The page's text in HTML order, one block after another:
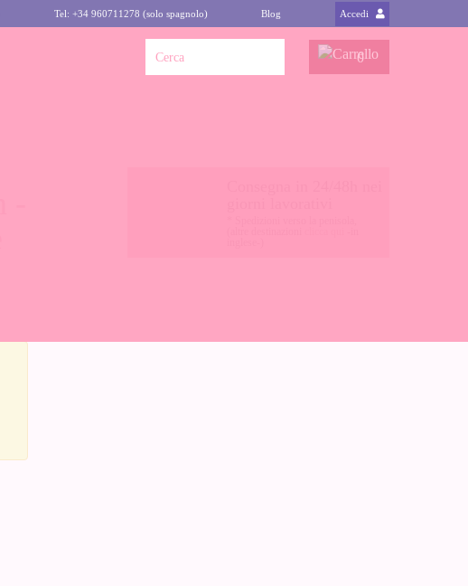
Tel: +34 960711278 (solo spagnolo) Blog Accedi
0